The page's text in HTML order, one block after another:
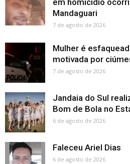
em homicídio
Mandaguari
7 de agosto de 2026
Mulher é
motivada por
7 de agosto de 2026
Jandaia do Sul
Bom de Bola no
6 de agosto de 2026
Faleceu Ariel Dias
6 de agosto de 2026